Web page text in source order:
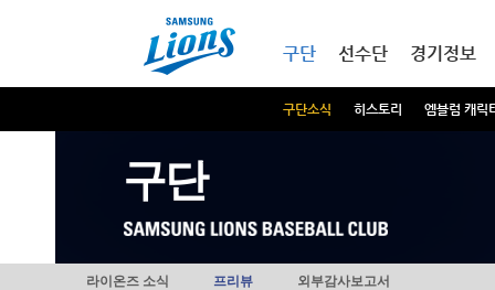
구단
구단소식 히스토리 엠블럼 캐릭
선수단 경기정보
구단
라이온즈 소식 프리뷰 외부감사보고서